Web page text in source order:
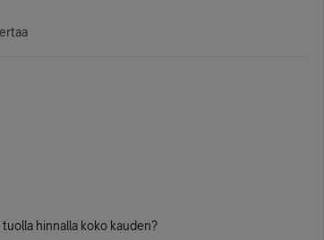
hinnalla koko kauden?